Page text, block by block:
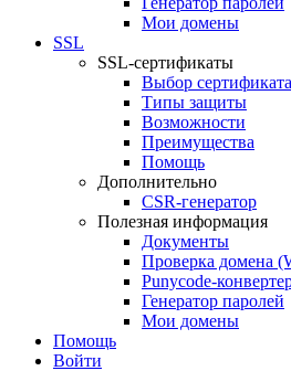
Мои домены
SSL
SSL-сертификаты
Выбор сертификата
Типы защиты
Возможности
Преимущества
Помощь
Дополнительно
CSR-генератор
Полезная информация
Документы
Проверка домена
Punycode-
Генератор паролей
Мои домены
Помощь
Войти